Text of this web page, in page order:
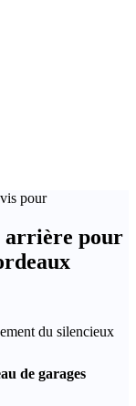
pour
arrière pour
du silencieux
de garages